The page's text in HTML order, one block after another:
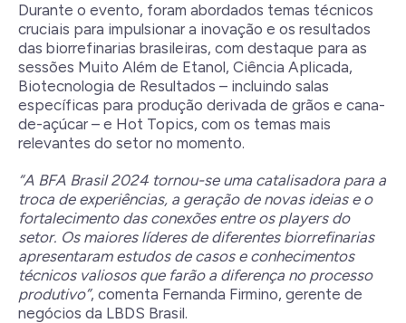
Durante o evento, foram abordados temas técnicos
cruciais para impulsionar a inovação e os resultados
das biorrefinarias brasileiras, com destaque para as
sessões Muito Além de Etanol, Ciência Aplicada,
Biotecnologia de Resultados – incluindo salas
específicas para produção derivada de grãos e cana-
de-açúcar – e Hot Topics, com os temas mais
relevantes do setor no momento.
“A BFA Brasil 2024 tornou-se uma catalisadora para a
troca de experiências, a geração de novas ideias e o
fortalecimento das conexões entre os players do
setor. Os maiores líderes de diferentes biorrefinarias
apresentaram estudos de casos e conhecimentos
técnicos valiosos que farão a diferença no processo
produtivo”, comenta Fernanda Firmino, gerente de
negócios da LBDS Brasil.